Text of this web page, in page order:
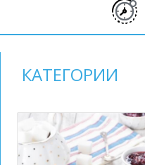
КАТЕГОРИИ